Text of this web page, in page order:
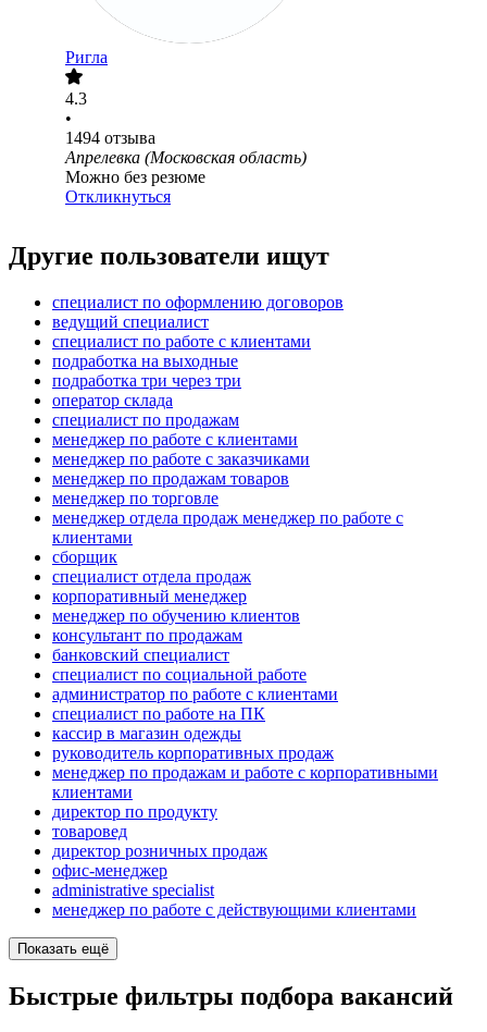
Ригла
4.3
•
1494 отзыва
Апрелевка (Московская область)
Можно без резюме
Откликнуться
Другие пользователи ищут
специалист по оформлению договоров
ведущий специалист
специалист по работе с клиентами
подработка на выходные
подработка три через три
оператор склада
специалист по продажам
менеджер по работе с клиентами
менеджер по работе с заказчиками
менеджер по продажам товаров
менеджер по торговле
менеджер отдела продаж менеджер по работе с
клиентами
сборщик
специалист отдела продаж
корпоративный менеджер
менеджер по обучению клиентов
консультант по продажам
банковский специалист
специалист по социальной работе
администратор по работе с клиентами
специалист по работе на ПК
кассир в магазин одежды
руководитель корпоративных продаж
менеджер по продажам и работе с корпоративными
клиентами
директор по продукту
товаровед
директор розничных продаж
офис-менеджер
administrative specialist
менеджер по работе с действующими клиентами
Показать ещё
Быстрые фильтры подбора вакансий